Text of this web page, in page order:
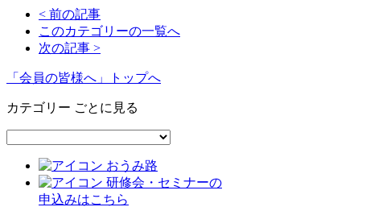
< 前の記事
このカテゴリーの一覧へ
次の記事 >
「会員の皆様へ」トップへ
カテゴリー ごとに見る
おうみ路
研修会・セミナーの
申込みはこちら